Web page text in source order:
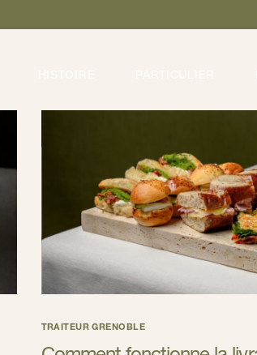
TRAITEUR GRENOBLE